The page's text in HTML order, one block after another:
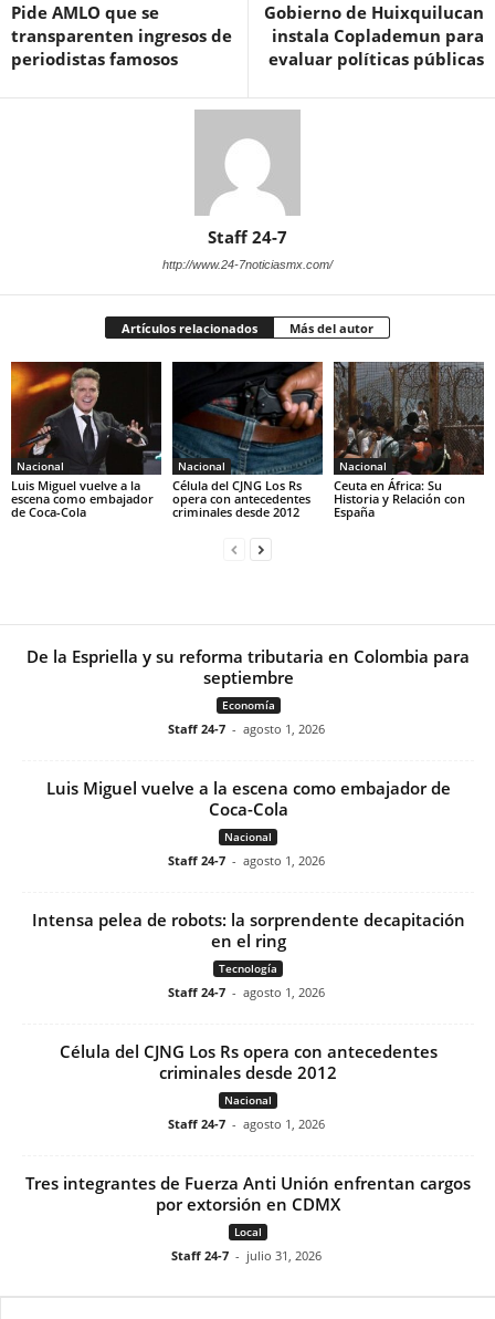
Pide AMLO que se
transparenten ingresos de
periodistas famosos
Gobierno de Huixquilucan
instala Coplademun para
evaluar políticas públicas
Staff 24-7
http://www.24-7noticiasmx.com/
Artículos relacionados Más del autor
Nacional
Luis Miguel vuelve a la
escena como embajador
de Coca-Cola
Nacional
Célula del CJNG Los Rs
opera con antecedentes
criminales desde 2012
Nacional
Ceuta en África: Su
Historia y Relación con
España
De la Espriella y su reforma tributaria en Colombia para
septiembre
Economía
Staff 24-7 - agosto 1, 2026
Luis Miguel vuelve a la escena como embajador de
Coca-Cola
Nacional
Staff 24-7 - agosto 1, 2026
Intensa pelea de robots: la sorprendente decapitación
en el ring
Tecnología
Staff 24-7 - agosto 1, 2026
Célula del CJNG Los Rs opera con antecedentes
criminales desde 2012
Nacional
Staff 24-7 - agosto 1, 2026
Tres integrantes de Fuerza Anti Unión enfrentan cargos
por extorsión en CDMX
Local
Staff 24-7 - julio 31, 2026